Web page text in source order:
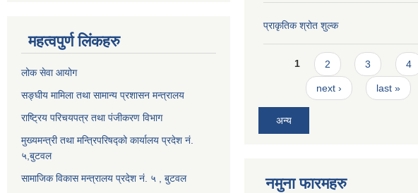
महत्वपुर्ण लिंकहरु
लोक सेवा आयोग
सङ्घीय मामिला तथा सामान्य प्रशासन मन्त्रालय
राष्ट्रिय परिचयपत्र तथा पंजीकरण विभाग
मुख्यमन्त्री तथा मन्त्रिपरिषद्को कार्यालय प्रदेश नं.
५,बुटवल
सामाजिक विकास मन्त्रालय प्रदेश नं. ५ , बुटवल
प्राकृतिक श्रोत शुल्क
Pages
1 2 3 4
next › last »
अन्य
नमुना फारमहरु